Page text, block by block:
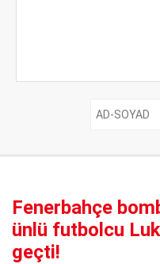
Fenerbahçe
ünlü futbolcu
geçti!